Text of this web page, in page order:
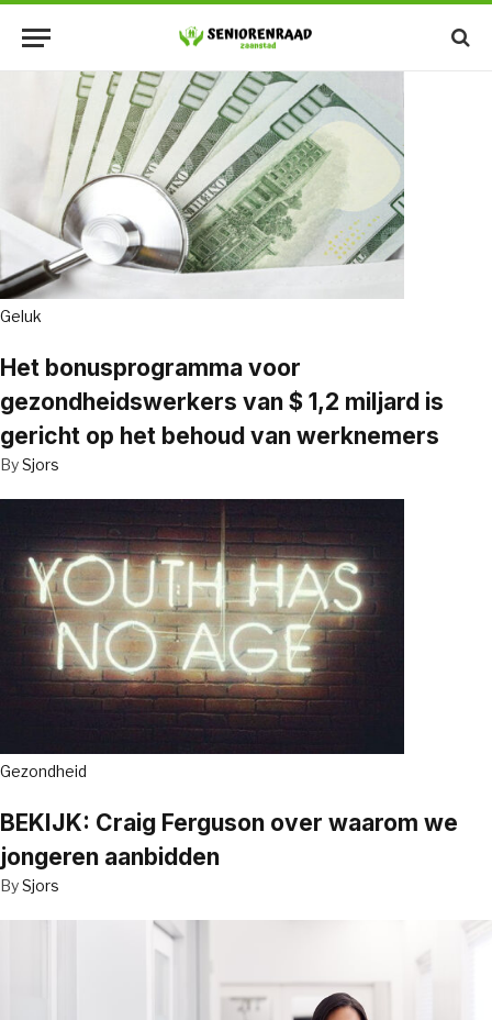
Geluk
Het bonusprogramma voor
gezondheidswerkers van $ 1,2 miljard is
gericht op het behoud van werknemers
BySjors
Gezondheid
BEKIJK: Craig Ferguson over waarom we
jongeren aanbidden
BySjors